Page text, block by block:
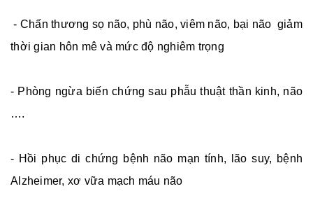
- Chấn thương sọ não, phù não, viêm não, bại não giảm
thời gian hôn mê và mức độ nghiêm trọng
- Phòng ngừa biến chứng sau phẫu thuật thần kinh, não
….
- Hồi phục di chứng bệnh não mạn tính, lão suy, bệnh
Alzheimer, xơ vữa mạch máu não